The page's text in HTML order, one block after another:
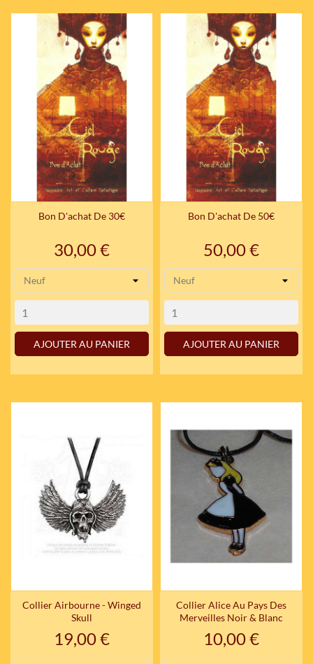
Bon D'achat De 30€
Prix
30,00 €
AJOUTER AU PANIER
Bon D'achat De 50€
Prix
50,00 €
AJOUTER AU PANIER
Collier Airbourne - Winged
Skull
Prix
19,00 €
Collier Alice Au Pays Des
Merveilles Noir & Blanc
Prix
10,00 €